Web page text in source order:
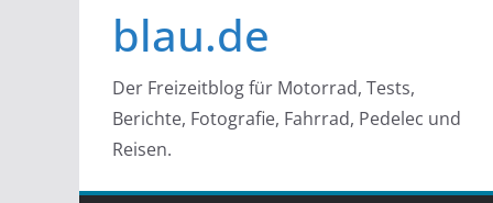
blau.de
Der Freizeitblog für Motorrad, Tests,
Berichte, Fotografie, Fahrrad, Pedelec und
Reisen.